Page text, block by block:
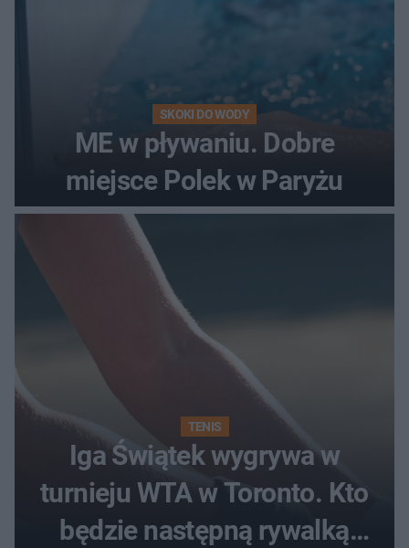
SKOKI DO WODY
ME w pływaniu. Dobre
miejsce Polek w Paryżu
TENIS
Iga Świątek wygrywa w
turnieju WTA w Toronto. Kto
będzie następną rywalką